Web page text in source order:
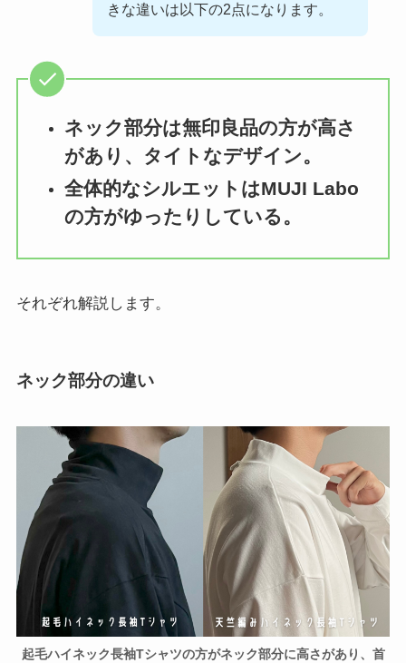
きな違いは以下の2点になります。
ネック部分は無印良品の方が高さ
があり、タイトなデザイン。
全体的なシルエットはMUJI Labo
の方がゆったりしている。
それぞれ解説します。
ネック部分の違い
起毛ハイネック長袖Tシャツの方がネック部分に高さがあり、首